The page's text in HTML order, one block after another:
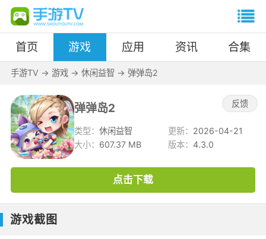
首页 游戏 应用 资讯 合集
手游TV -> 游戏-> 休闲益智 -> 弹弹岛2
弹弹岛2 反馈
类型：休闲益智 更新： 2026-04-21
大小： 607.37 MB 版本： 4.3.0
点击下载
游戏截图